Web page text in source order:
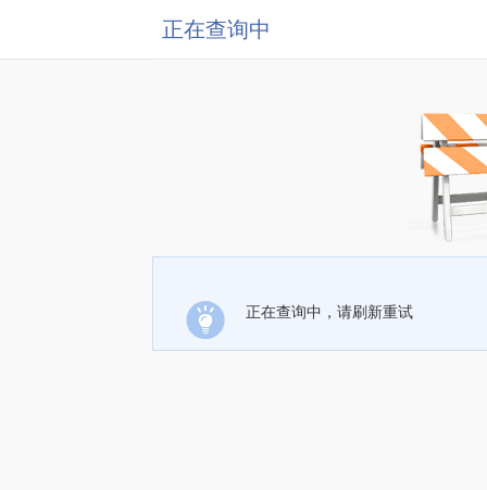
正在查询中
正在查询中，请刷新重试